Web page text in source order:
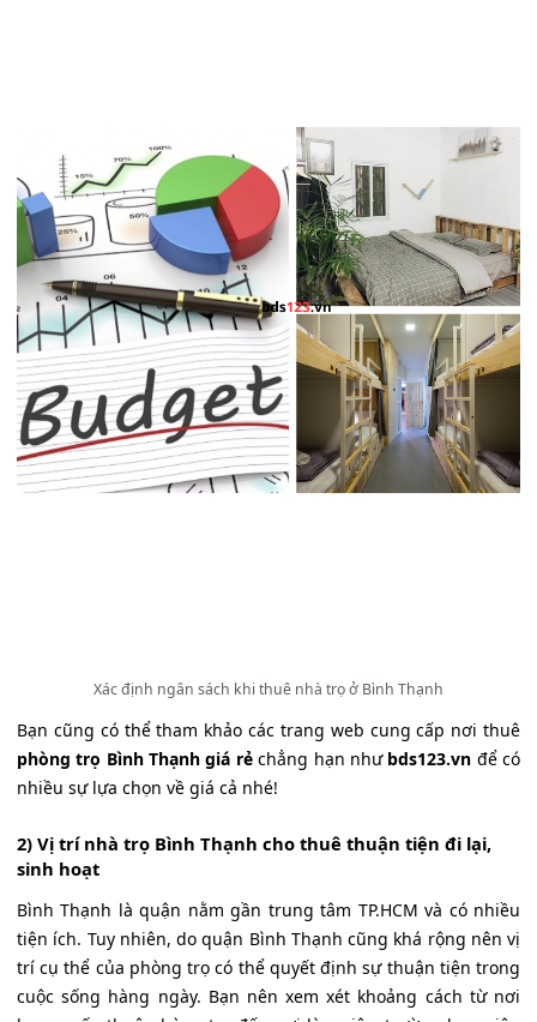
Xác định ngân sách khi thuê nhà trọ ở Bình Thạnh
Bạn cũng có thể tham khảo các trang web cung cấp nơi thuê
phòng trọ Bình Thạnh giá rẻchẳng hạn như bds123.vn để có
nhiều sự lựa chọn về giá cả nhé!
2) Vị trí nhà trọ Bình Thạnh cho thuê thuận tiện đi lại,
sinh hoạt
Bình Thạnh là quận nằm gần trung tâm TP.HCM và có nhiều
tiện ích. Tuy nhiên, do quận Bình Thạnh cũng khá rộng nên vị
trí cụ thể của phòng trọ có thể quyết định sự thuận tiện trong
cuộc sống hàng ngày. Bạn nên xem xét khoảng cách từ nơi